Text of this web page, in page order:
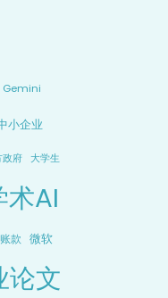
Gemini
小企业
政府 大学生
术AI
款 微软
论文